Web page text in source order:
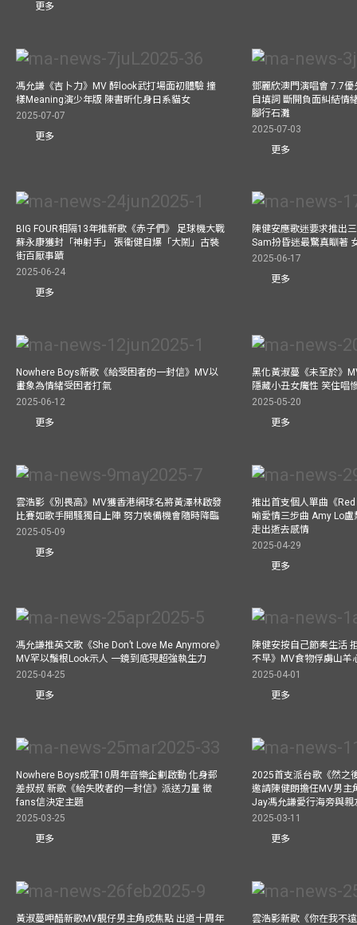
更多
馮允謙《吉卜力》MV 醉look武打場面初體驗 撞
樣Meaning演少年版 陳書昕化身日系貓女
2025-07-07
更多
鄧麗欣澳門演唱會 7.7
自填詞 斷開負面糾結情
腳行石灘
2025-07-03
更多
BIG FOUR相隔13年推新歌《赤子們》 足球機大戰
蘇永康獲封「神射手」 張衞健自爆「大鬧」古裝
街百厭事蹟
2025-06-24
更多
陳健安應歌迷要求推出
Sam扮昏迷最驚真瞓著
2025-06-17
更多
Nowhere Boys新歌《給受困者的一封信》MV以
畫象為情緒受困者打氣
2025-06-12
更多
黑化黃淑蔓《未至於》
隱藏小丑女魔性 笑住唱
2025-05-20
更多
雲浩影《別畏高》MV獲香港網球名將黃澤林啟發
比賽如歌手開騷獨自上陣 努力裝備機會隨時降臨
2025-05-09
更多
推出首支個人單曲《
喻愛情三步曲 Amy Lo
走出逝去感情
2025-04-29
更多
馮允謙推英文歌《She Don’t Love Me Anymore》
MV罕以鬚根Look示人 一鏡到底現超強執生力
2025-04-25
更多
陳健安按自己節奏生活
不早》MV食物俘虜山羊
2025-04-01
更多
Nowhere Boys成軍10周年音樂企劃啟動 化身郵
差叔叔 新歌《給失敗者的一封信》派送力量 徵
fans信決定主題
2025-03-25
更多
2025首支派台歌《然之
邀請陳健朗擔任MV男主
Jay馮允謙愛行海旁與
2025-03-11
更多
黃淑蔓呷醋新歌MV靚仔男主角成焦點 出道十周年
雲浩影新歌《你在我不